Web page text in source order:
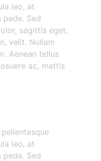
leo, at
pede. Sed
sagittis eget,
velit. Nullam
Aenean tellus
ac, mattis
leo, at
pede. Sed